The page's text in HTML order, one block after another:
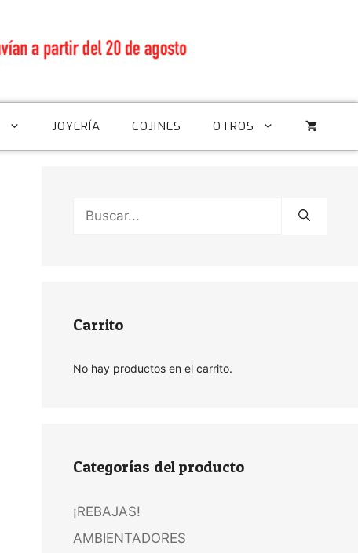
JOYERÍA COJINES OTROS
Buscar:
Carrito
No hay productos en el carrito.
Categorías del producto
¡REBAJAS!
AMBIENTADORES